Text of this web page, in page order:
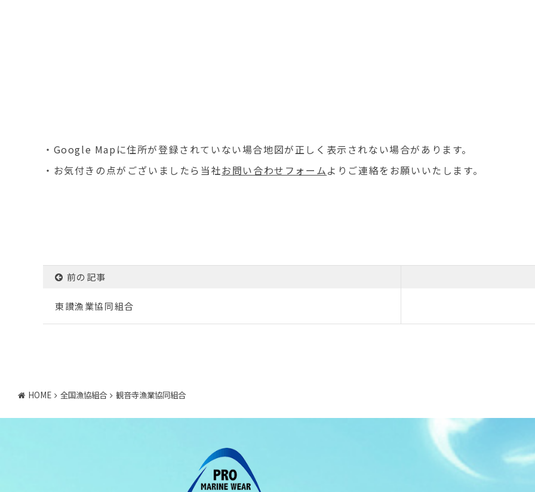
・Google Mapに住所が登録されていない場合地図が正しく表示されない場合があります。
・お気付きの点がございましたら当社お問い合わせフォームよりご連絡をお願いいたします。
前の記事
東讃漁業協同組合
HOME 全国漁協組合 観音寺漁業協同組合